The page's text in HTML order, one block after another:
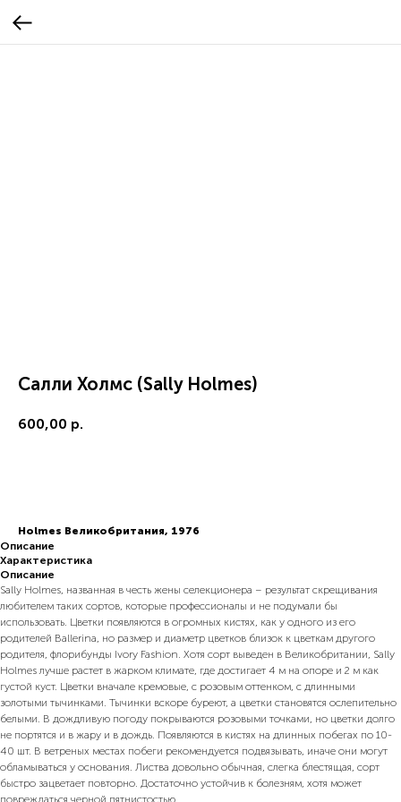
Салли Холмс (Sally Holmes)
600,00 р.
Holmes Великобритания, 1976
Описание
Характеристика
Описание
Sally Holmes, названная в честь жены селекционера – результат скрещивания
любителем таких сортов, которые профессионалы и не подумали бы
использовать. Цветки появляются в огромных кистях, как у одного из его
родителей Ballerina, но размер и диаметр цветков близок к цветкам другого
родителя, флорибунды Ivory Fashion. Хотя сорт выведен в Великобритании, Sally
Holmes лучше растет в жарком климате, где достигает 4 м на опоре и 2 м как
густой куст. Цветки вначале кремовые, с розовым оттенком, с длинными
золотыми тычинками. Тычинки вскоре буреют, а цветки становятся ослепительно
белыми. В дождливую погоду покрываются розовыми точками, но цветки долго
не портятся и в жару и в дождь. Появляются в кистях на длинных побегах по 10-
40 шт. В ветреных местах побеги рекомендуется подвязывать, иначе они могут
обламываться у основания. Листва довольно обычная, слегка блестящая, сорт
быстро зацветает повторно. Достаточно устойчив к болезням, хотя может
повреждаться черной пятнистостью.